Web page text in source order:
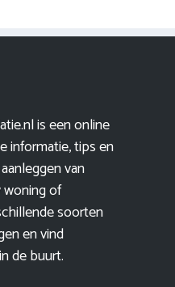
is een online
informatie, tips en
van
woning of
soorten
en vind
de buurt.